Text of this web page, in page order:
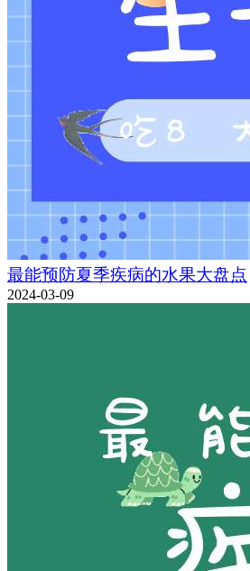
最能预防夏季疾病的水果大盘点
2024-03-09